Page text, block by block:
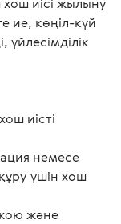
ие, көңіл-күй
үйлесімділік
иісті
немесе
үшін хош
жою және